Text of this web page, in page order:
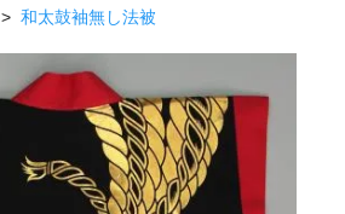
> 和太鼓袖無し法被